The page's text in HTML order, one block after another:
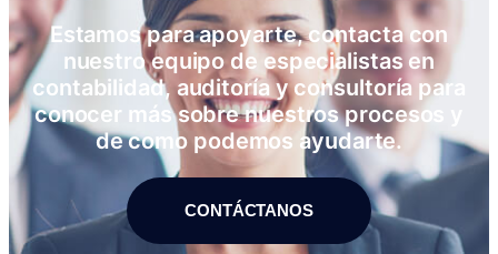
Estamos para apoyarte, contacta con
nuestro equipo de especialistas en
contabilidad, auditoría y consultoría para
conocer más sobre nuestros procesos y
de como podemos ayudarte.
CONTÁCTANOS